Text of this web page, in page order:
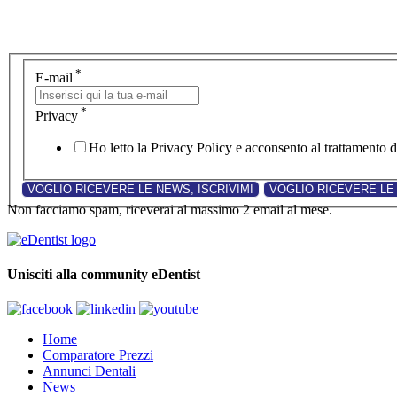
E-mail *
Privacy *
Ho letto la Privacy Policy e acconsento al trattamento
Non facciamo spam, riceverai al massimo 2 email al mese.
Unisciti alla community eDentist
Home
Comparatore Prezzi
Annunci Dentali
News